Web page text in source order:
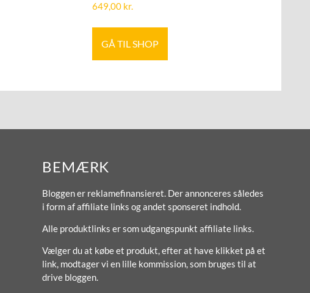
649,00 kr.
GÅ TIL SHOP
BEMÆRK
Bloggen er reklamefinansieret. Der annonceres således
i form af affiliate links og andet sponseret indhold.
Alle produktlinks er som udgangspunkt affiliate links.
Vælger du at købe et produkt, efter at have klikket på et
link, modtager vi en lille kommission, som bruges til at
drive bloggen.